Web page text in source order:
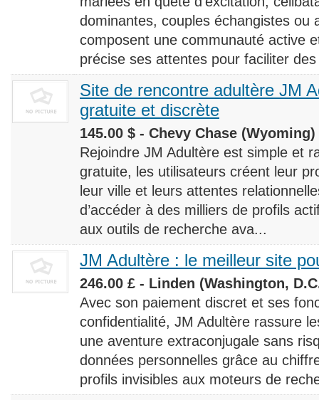
dominantes, couples échangistes ou
composent une communauté active
précise ses attentes pour faciliter
Site de rencontre adultère JM
gratuite et discrète
145.00 $ - Chevy Chase (Wyoming)
Rejoindre JM Adultère est simple et
gratuite, les utilisateurs créent leur
leur ville et leurs attentes
d’accéder à des milliers de profils
aux outils de recherche ava...
JM Adultère : le meilleur site
246.00 £ - Linden (Washington,
Avec son paiement discret et ses
confidentialité, JM Adultère rassure
une aventure extraconjugale sans
données personnelles grâce au
profils invisibles aux moteurs de